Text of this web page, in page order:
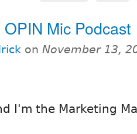
Mic Podcast
on November 13,
I'm the Marketing